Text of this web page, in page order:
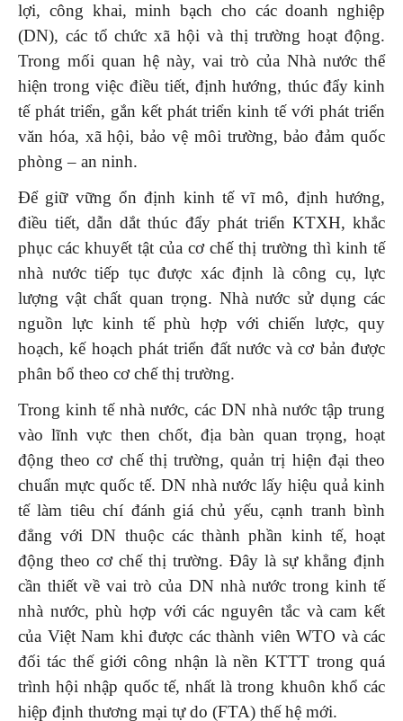
lợi, công khai, minh bạch cho các doanh nghiệp
(DN), các tổ chức xã hội và thị trường hoạt động.
Trong mối quan hệ này, vai trò của Nhà nước thể
hiện trong việc điều tiết, định hướng, thúc đẩy kinh
tế phát triển, gắn kết phát triển kinh tế với phát triển
văn hóa, xã hội, bảo vệ môi trường, bảo đảm quốc
phòng – an ninh.
Để giữ vững ổn định kinh tế vĩ mô, định hướng,
điều tiết, dẫn dắt thúc đẩy phát triển KTXH, khắc
phục các khuyết tật của cơ chế thị trường thì kinh tế
nhà nước tiếp tục được xác định là công cụ, lực
lượng vật chất quan trọng. Nhà nước sử dụng các
nguồn lực kinh tế phù hợp với chiến lược, quy
hoạch, kế hoạch phát triển đất nước và cơ bản được
phân bổ theo cơ chế thị trường.
Trong kinh tế nhà nước, các DN nhà nước tập trung
vào lĩnh vực then chốt, địa bàn quan trọng, hoạt
động theo cơ chế thị trường, quản trị hiện đại theo
chuẩn mực quốc tế. DN nhà nước lấy hiệu quả kinh
tế làm tiêu chí đánh giá chủ yếu, cạnh tranh bình
đẳng với DN thuộc các thành phần kinh tế, hoạt
động theo cơ chế thị trường. Đây là sự khẳng định
cần thiết về vai trò của DN nhà nước trong kinh tế
nhà nước, phù hợp với các nguyên tắc và cam kết
của Việt Nam khi được các thành viên WTO và các
đối tác thế giới công nhận là nền KTTT trong quá
trình hội nhập quốc tế, nhất là trong khuôn khổ các
hiệp định thương mại tự do (FTA) thế hệ mới.